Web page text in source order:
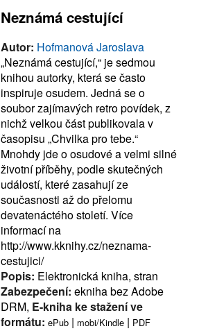
Neznámá cestující
Autor: Hofmanová Jaroslava
„Neznámá cestující,“ je sedmou
knihou autorky, která se často
inspiruje osudem. Jedná se o
soubor zajímavých retro povídek, z
nichž velkou část publikovala v
časopisu „Chvilka pro tebe.“
Mnohdy jde o osudové a velmi silné
životní příběhy, podle skutečných
událostí, které zasahují ze
současnosti až do přelomu
devatenáctého století. Více
informací na
http://www.kknihy.cz/neznama-
cestujici/
Popis: Elektronická kniha, stran
Zabezpečení: ekniha bez Adobe
DRM, E-kniha ke stažení ve
formátu: ePub | mobi/Kindle | PDF